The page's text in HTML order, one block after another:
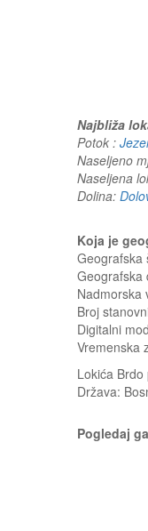
Najbliža
Potok :
Naseljeno
Naseljena
Dolina:
Koja je
Geografska
Geografska
Nadmorska
Broj
Digitalni
Vremenska
Lokića Brdo
Država:
Pogledaj